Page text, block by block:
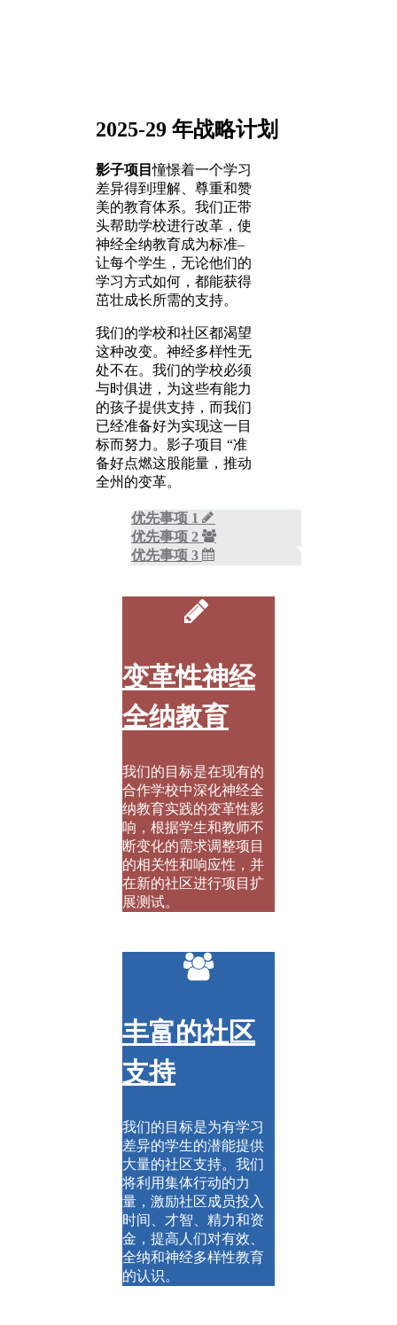
2025-29 年战略计划
影子项目憧憬着一个学习
差异得到理解、尊重和赞
美的教育体系。我们正带
头帮助学校进行改革，使
神经全纳教育成为标准–
让每个学生，无论他们的
学习方式如何，都能获得
茁壮成长所需的支持。
我们的学校和社区都渴望
这种改变。神经多样性无
处不在。我们的学校必须
与时俱进，为这些有能力
的孩子提供支持，而我们
已经准备好为实现这一目
标而努力。影子项目 “准
备好点燃这股能量，推动
全州的变革。
优先事项 1
优先事项 2
优先事项 3
变革性神经
全纳教育
我们的目标是在现有的
合作学校中深化神经全
纳教育实践的变革性影
响，根据学生和教师不
断变化的需求调整项目
的相关性和响应性，并
在新的社区进行项目扩
展测试。
丰富的社区
支持
我们的目标是为有学习
差异的学生的潜能提供
大量的社区支持。我们
将利用集体行动的力
量，激励社区成员投入
时间、才智、精力和资
金，提高人们对有效、
全纳和神经多样性教育
的认识。